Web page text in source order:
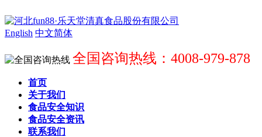
English 中文简体
全国咨询热线：4008-979-878
首页
关于我们
食品安全知识
食品安全资讯
联系我们